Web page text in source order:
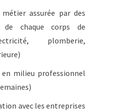
assurée par des
de chaque corps de
plomberie,
milieu professionnel
avec les entreprises